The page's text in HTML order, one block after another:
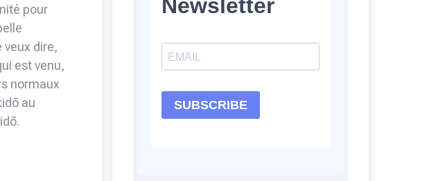
pour
veux dire,
est venu,
normaux
au